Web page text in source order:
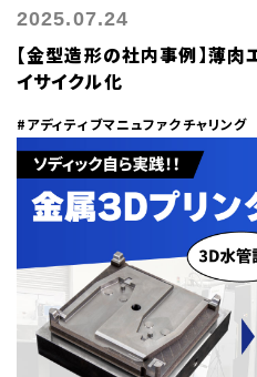
2025.07.24
【金型造形の社内事例】薄
イサイクル化
#アディティブマニュファクチャリング